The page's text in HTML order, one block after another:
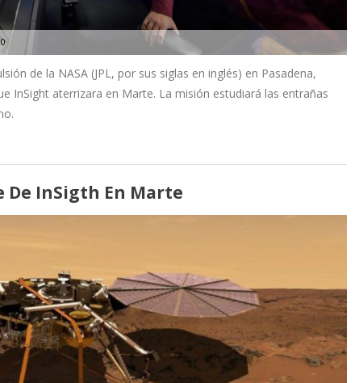
0
de la NASA (JPL, por sus siglas en inglés) en Pasadena,
InSight aterrizara en Marte. La misión estudiará las entrañas
De InSigth En Marte